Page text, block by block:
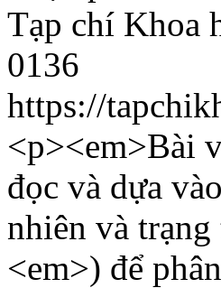
Tạp chí Khoa
0136
https://
<p><em>Bài
đọc và dựa
nhiên và
<em>) để